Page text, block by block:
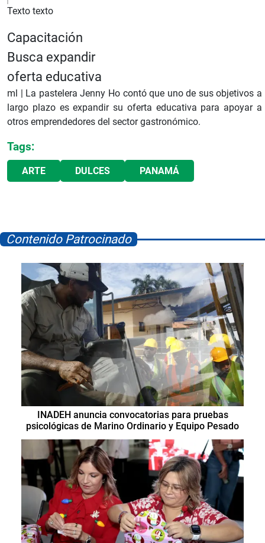
Texto texto
Capacitación
Busca expandir
oferta educativa
ml | La pastelera Jenny Ho contó que uno de sus objetivos a
largo plazo es expandir su oferta educativa para apoyar a
otros emprendedores del sector gastronómico.
Tags:
ARTE DULCES PANAMÁ
Contenido Patrocinado
INADEH anuncia convocatorias para pruebas
psicológicas de Marino Ordinario y Equipo Pesado